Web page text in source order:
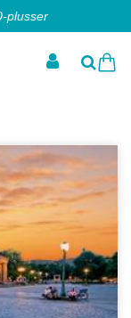
plusser